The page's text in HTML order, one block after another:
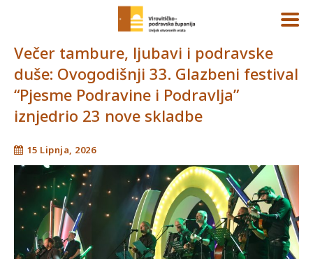
Večer tambure, ljubavi i podravske
duše: Ovogodišnji 33. Glazbeni festival
“Pjesme Podravine i Podravlja”
iznjedrio 23 nove skladbe
15 Lipnja, 2026